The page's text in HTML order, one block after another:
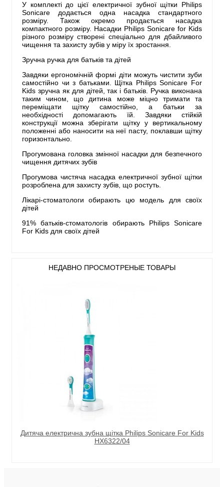
У комплекті до цієї електричної зубної щітки Philips
Sonicare додається одна насадка стандартного
розміру. Також окремо продається насадка
компактного розміру. Насадки Philips Sonicare for Kids
різного розміру створені спеціально для дбайливого
чищення та захисту зубів у міру їх зростання.
Зручна ручка для батьків та дітей
Завдяки ергономічній формі діти можуть чистити зуби
самостійно чи з батьками. Щітка Philips Sonicare For
Kids зручна як для дітей, так і батьків. Ручка виконана
таким чином, що дитина може міцно тримати та
переміщати щітку самостійно, а батьки за
необхідності допомагають їй. Завдяки стійкій
конструкції можна зберігати щітку у вертикальному
положенні або наносити на неї пасту, поклавши щітку
горизонтально.
Прогумована головка змінної насадки для безпечного
чищення дитячих зубів
Прогумова чистяча насадка електричної зубної щітки
розроблена для захисту зубів, що ростуть.
Лікарі-стоматологи обирають цю модель для своїх
дітей
91% батьків-стоматологів обирають Philips Sonicare
For Kids для своїх дітей
НЕДАВНО ПРОСМОТРЕНЫЕ ТОВАРЫ
Дитяча електрична зубна щітка Philips Sonicare For Kids
HX6322/04